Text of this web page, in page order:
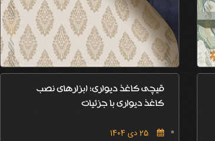
قیچی کاغذ دیواری؛ ابزارهای نصب
کاغذ دیواری با جزئیات